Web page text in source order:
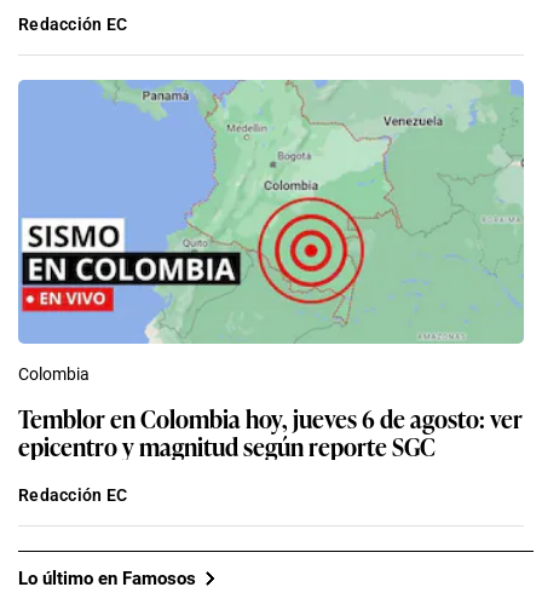
Redacción EC
Colombia
Temblor en Colombia hoy, jueves 6 de agosto: ver
epicentro y magnitud según reporte SGC
Redacción EC
Lo último en Famosos